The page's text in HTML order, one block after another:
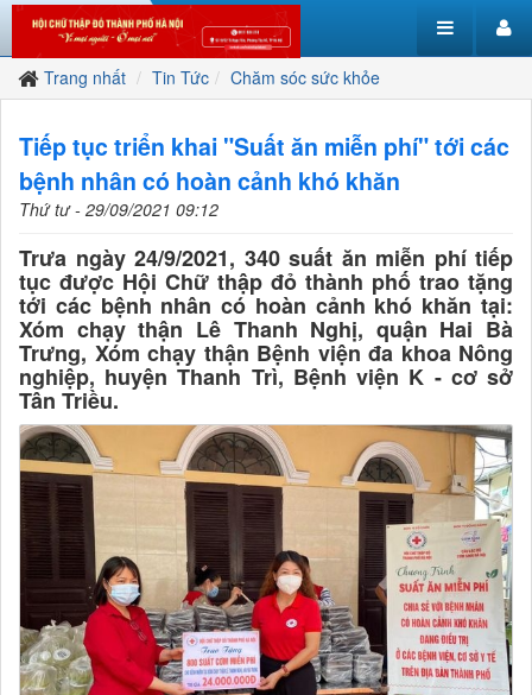
Trang nhất Tin Tức Chăm sóc sức khỏe
Tiếp tục triển khai "Suất ăn miễn phí" tới các
bệnh nhân có hoàn cảnh khó khăn
Thứ tư - 29/09/2021 09:12
Trưa ngày 24/9/2021, 340 suất ăn miễn phí tiếp
tục được Hội Chữ thập đỏ thành phố trao tặng
tới các bệnh nhân có hoàn cảnh khó khăn tại:
Xóm chạy thận Lê Thanh Nghị, quận Hai Bà
Trưng, Xóm chạy thận Bệnh viện đa khoa Nông
nghiệp, huyện Thanh Trì, Bệnh viện K - cơ sở
Tân Triều.